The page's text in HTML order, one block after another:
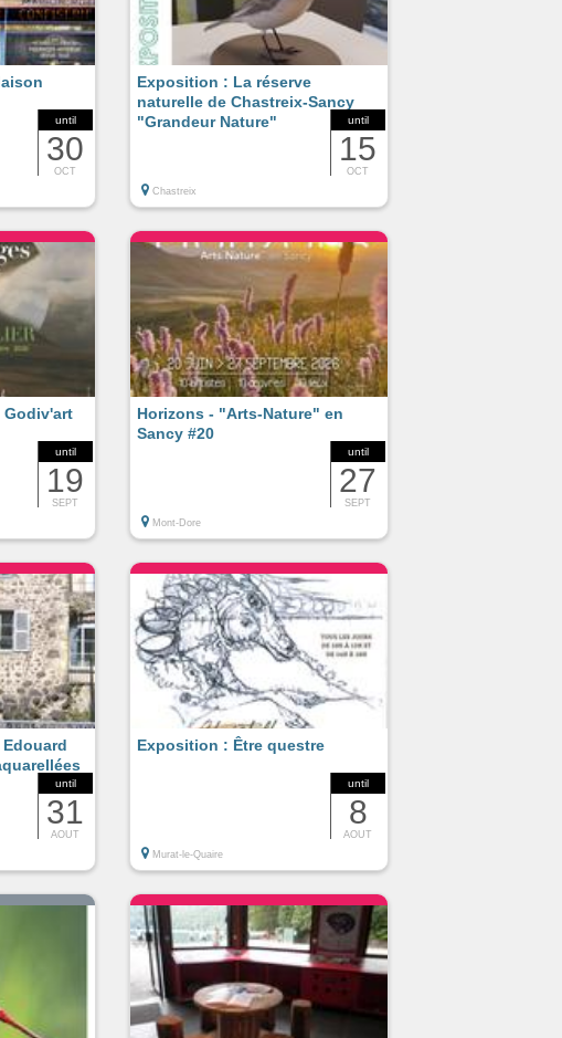
until
30
OCT
until
15
OCT
Exposition : La réserve
naturelle de Chastreix-Sancy
"Grandeur Nature"
Chastreix
until
19
SEPT
Godiv'art
until
27
SEPT
Horizons - "Arts-Nature" en
Sancy #20
Mont-Dore
until
31
AOUT
until
8
AOUT
Exposition : Être questre
Murat-le-Quaire